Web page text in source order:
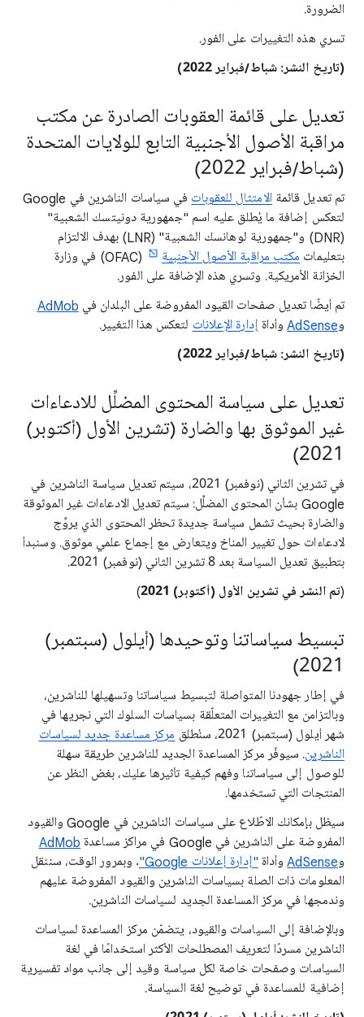
الضرورة.
تسري هذه التغييرات على الفور.
(تاريخ النشر: شباط/فبراير 2022)
تعديل على قائمة العقوبات الصادرة عن مكتب
مراقبة الأصول الأجنبية التابع للولايات المتحدة
(شباط/فبراير 2022)
تم تعديل قائمةالامتثال للعقوبات
في سياسات الناشرين في Google
لتعكس إضافة ما يُطلق عليه اسم "جمهورية دونيتسك الشعبية"
(DNR) و"جمهورية لوهانسك الشعبية" (LNR) بهدف الالتزام
بتعليمات مكتب مراقبة الأصول الأجنبية
(OFAC) في وزارة
الخزانة الأمريكية. وتسري هذه الإضافة على الفور.
تم أيضًا تعديل صفحات القيود المفروضة على البلدان في AdMob
وAdSenseوأداة إدارة الإعلانات لتعكس هذا التغيير.
(تاريخ النشر: شباط/فبراير 2022)
تعديل على سياسة المحتوى المضلِّل للادعاءات
غير الموثوق بها والضارة (تشرين الأول (أكتوبر)
2021)
في تشرين الثاني (نوفمبر) 2021، سيتم تعديل سياسة الناشرين في
Google بشأن المحتوى المضلِّل: سيتم تعديل الادعاءات غير الموثوقة
والضارة بحيث تشمل سياسة جديدة تحظر المحتوى الذي يروِّج
لادعاءات حول تغيير المناخ ويتعارض مع إجماع علمي موثوق. وسنبدأ
بتطبيق تعديل السياسة بعد 8 تشرين الثاني (نوفمبر) 2021.
(تم النشر في تشرين الأول (أكتوبر) 2021 )
تبسيط سياساتنا وتوحيدها (أيلول (سبتمبر)
2021)
في إطار جهودنا المتواصلة لتبسيط سياساتنا وتسهيلها للناشرين،
وبالتزامن مع التغييرات المتعلّقة بسياسات السلوك التي نجريها في
شهر أيلول (سبتمبر) 2021، سنُطلق
مركز مساعدة جديد لسياسات
الناشرين. سيوفّر مركز المساعدة الجديد للناشرين طريقة سهلة
للوصول إلى سياساتنا وفهم كيفية تأثيرها عليك، بغض النظر عن
المنتجات التي تستخدمها.
سيظل بإمكانك الاطّلاع على سياسات الناشرين في Google والقيود
المفروضة على الناشرين في Google في مراكز مساعدة
AdMob
وAdSenseوأداة "إدارة إعلانات Google"
. وبمرور الوقت، سننقل
المعلومات ذات الصلة بسياسات الناشرين والقيود المفروضة عليهم
وندمجها في مركز المساعدة الجديد لسياسات الناشرين.
وبالإضافة إلى السياسات والقيود، يتضمّن مركز المساعدة لسياسات
الناشرين مسردًا لتعريف المصطلحات الأكثر استخدامًا في لغة
السياسات وصفحات خاصة لكل سياسة وقيد إلى جانب مواد تفسيرية
إضافية للمساعدة في توضيح لغة السياسة.